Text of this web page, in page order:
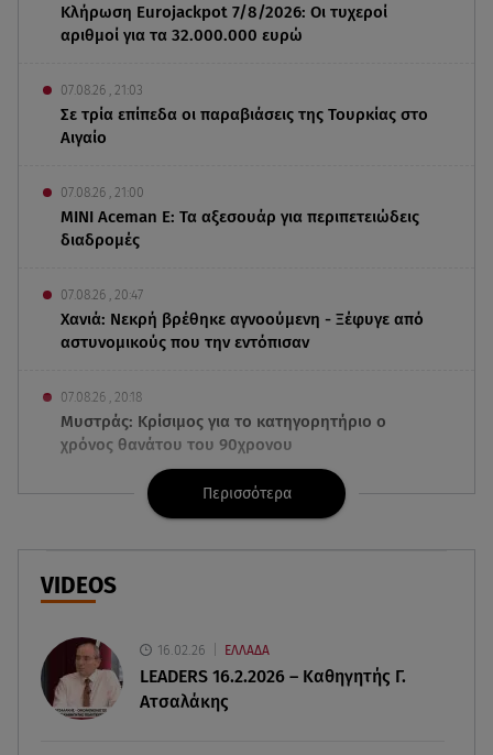
Κλήρωση Eurojackpot 7/8/2026: Οι τυχεροί
αριθμοί για τα 32.000.000 ευρώ
07.08.26 , 21:03
Σε τρία επίπεδα οι παραβιάσεις της Τουρκίας στο
Αιγαίο
07.08.26 , 21:00
MINI Aceman E: Τα αξεσουάρ για περιπετειώδεις
διαδρομές
07.08.26 , 20:47
Χανιά: Νεκρή βρέθηκε αγνοούμενη - Ξέφυγε από
αστυνομικούς που την εντόπισαν
07.08.26 , 20:18
Μυστράς: Κρίσιμος για το κατηγορητήριο ο
χρόνος θανάτου του 90χρονου
07.08.26 , 20:13
Κυψέλη: Tι βρέθηκε στο διαμέρισμα της
38χρονης Λίζα
07.08.26 , 19:15
χρήματα στους λογαριασμούς
07.08.26 , 18:45
Περισσότερα
VIDEOS
16.02.26 ΕΛΛΑΔΑ
LEADERS 16.2.2026 – Καθηγητής Γ.
Ατσαλάκης